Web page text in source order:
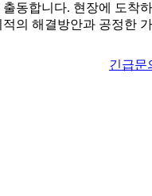
출동합니다. 현장에 도착
적의 해결방안과 공정한
긴급문